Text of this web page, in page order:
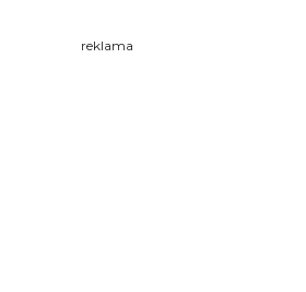
reklama